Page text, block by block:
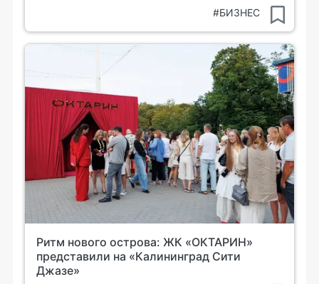
#БИЗНЕС
Ритм нового острова: ЖК «ОКТАРИН»
представили на «Калининград Сити
Джазе»